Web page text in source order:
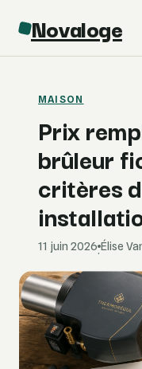
Novaloge
MAISON
Prix
brûleur
critères
11 juin 2026
·
Élise